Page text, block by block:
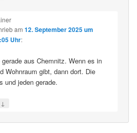
am 12. September 2025 um
Uhr:
aus Chemnitz. Wenn es in
Wohnraum gibt, dann dort. Die
und jeden gerade.
↓